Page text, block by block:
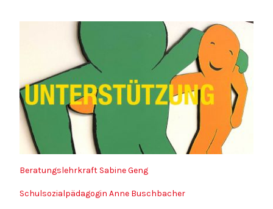
Beratungslehrkraft Sabine Geng
Schulsozialpädagogin Anne Buschbacher